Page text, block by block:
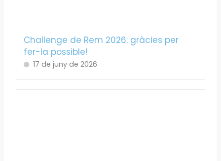
Challenge de Rem 2026: gràcies per
fer-la possible!
17 de juny de 2026